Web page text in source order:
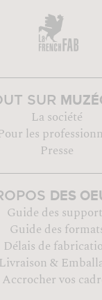
SUR
La société
les
Presse
DES
Guide des
Guide des
Délais de
Livraison &
Accrocher vos